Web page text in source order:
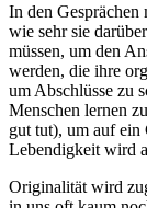
In den
wie sehr sie
müssen, um den
werden, die ihre
um Abschlüsse zu
Menschen lernen
gut tut), um auf ein
Lebendigkeit wird
Originalität wird